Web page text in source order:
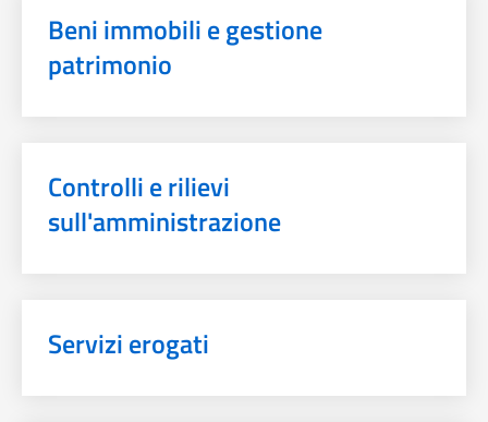
Beni immobili e gestione
patrimonio
Controlli e rilievi
sull'amministrazione
Servizi erogati